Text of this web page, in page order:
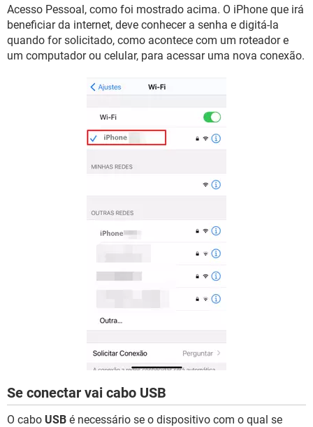
Acesso Pessoal, como foi mostrado acima. O iPhone que irá
beneficiar da internet, deve conhecer a senha e digitá-la
quando for solicitado, como acontece com um roteador e
um computador ou celular, para acessar uma nova conexão.
Se conectar vai cabo USB
O cabo USB é necessário se o dispositivo com o qual se